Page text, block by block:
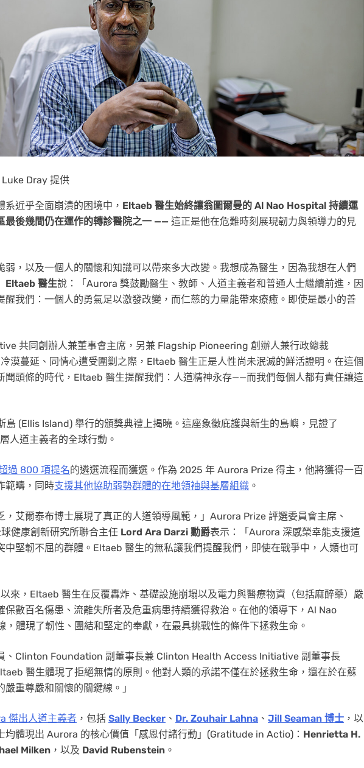
Dray 提供
近乎全面崩潰的困境中， Eltaeb 醫生始終讓翁圖爾曼的 Al Nao Hospital 持續運
最後幾間仍在運作的轉診醫院之一 —— 這正是他在危難時刻展現韌力與領導力的見
弱，以及一個人的關懷和知識可以帶來多大改變。我想成為醫生，因為我想在人們
Eltaeb 醫生說：「Aurora 獎鼓勵醫生、教師、人道主義者和普通人士繼續前進，因
醒我們：一個人的勇氣足以激發改變，而仁慈的力量能帶來療癒。即使是最小的善
共同創辦人兼董事會主席，另兼 Flagship Pioneering 創辦人兼行政總裁
漠蔓延、同情心遭受圍剿之際，Eltaeb 醫生正是人性尚未泯滅的鮮活證明。在這個
聞頭條的時代，Eltaeb 醫生提醒我們：人道精神永存——而我們每個人都有責任讓這
島 (Ellis Island) 舉行的頒獎典禮上揭曉。這座象徵庇護與新生的島嶼，見證了
人道主義者的全球行動。
過 800 項提名的遴選流程而獲選。作為 2025 年 Aurora Prize 得主，他將獲得一百
範疇，同時支援其他協助弱勢群體的在地領袖與基層組織 。
，艾爾泰布博士展現了真正的人道領導風範，」Aurora Prize 評選委員會主席、
健康創新研究所聯合主任 Lord Ara Darzi 勳爵表示：「Aurora 深感榮幸能支援這
中堅韌不屈的群體。Eltaeb 醫生的無私讓我們提醒我們，即使在戰爭中，人類也可
來，Eltaeb 醫生在反覆轟炸、基礎設施崩塌以及電力與醫療物資（包括麻醉藥）嚴
保數百名傷患、流離失所者及危重病患持續獲得救治。在他的領導下，Al Nao
體現了韌性、團結和堅定的奉獻，在最具挑戰性的條件下拯救生命。
、Clinton Foundation 副董事長兼 Clinton Health Access Initiative 副董事長
醫生體現了拒絕無情的原則。他對人類的承諾不僅在於拯救生命，還在於在蘇
重尊嚴和關懷的關鍵線。」
傑出人道主義者 ，包括 Sally Becker 、 Dr. Zouhair Lahna 、 Jill Seaman 博士 ，以
均體現出 Aurora 的核心價值「感恩付諸行動」(Gratitude in Actio)： Henrietta H.
Milken ，以及 David Rubenstein 。